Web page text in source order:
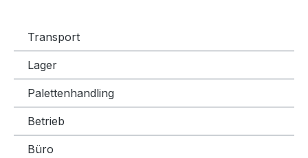
Transport
Lager
Palettenhandling
Betrieb
Büro